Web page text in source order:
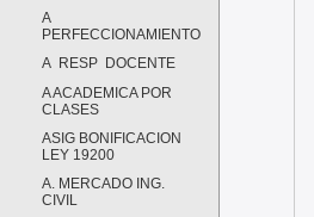
A
PERFECCIONAMIENTO
A RESP DOCENTE
A ACADEMICA POR
CLASES
ASIG BONIFICACION
LEY 19200
A. MERCADO ING.
CIVIL